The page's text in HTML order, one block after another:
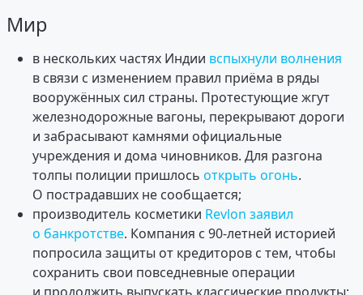
Мир
в нескольких частях Индии вспыхнули волнения
в связи с изменением правил приёма в ряды
вооружённых сил страны. Протестующие жгут
железнодорожные вагоны, перекрывают дороги
и забрасывают камнями официальные
учреждения и дома чиновников. Для разгона
толпы полиции пришлось открыть огонь.
О пострадавших не сообщается;
производитель косметики Revlon заявил
о банкротстве. Компания с 90-летней историей
попросила защиты от кредиторов с тем, чтобы
сохранить свои повседневные операции